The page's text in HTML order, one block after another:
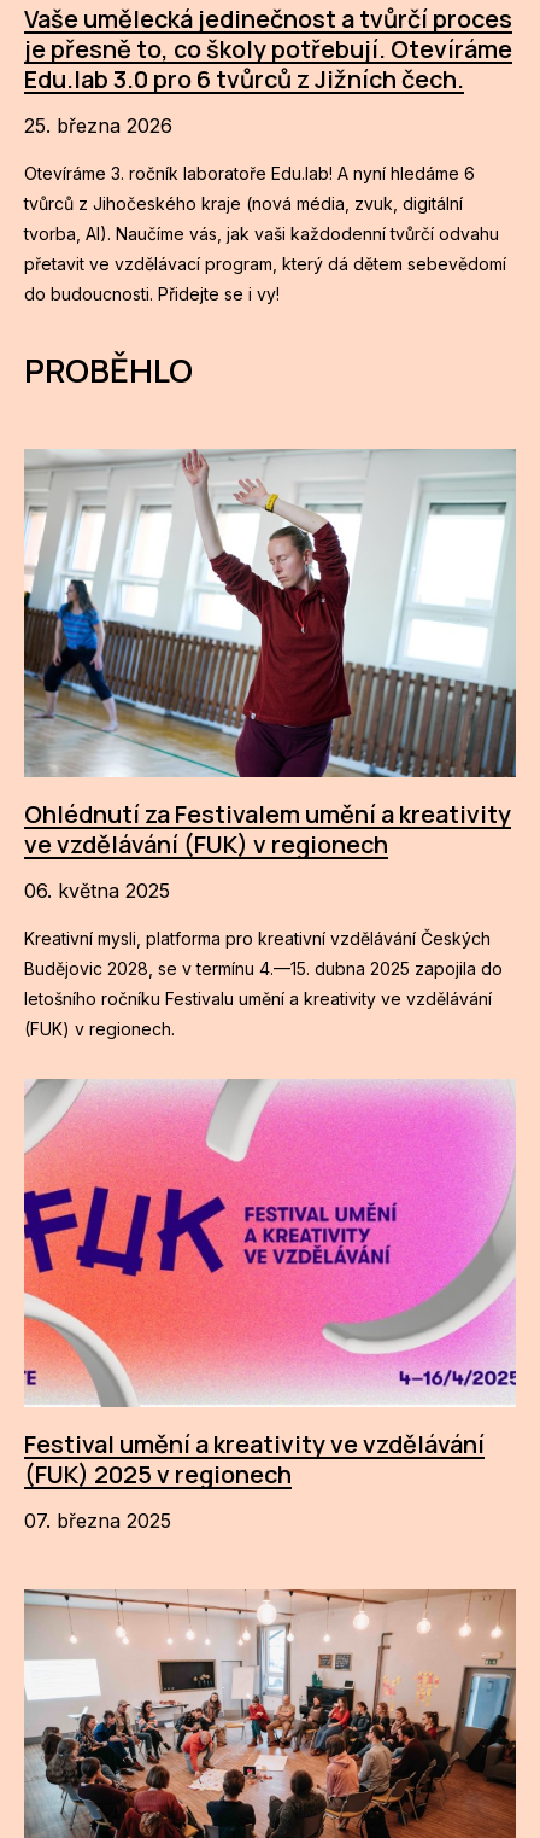
Vaše umělecká jedinečnost a tvůrčí proces
je přesně to, co školy potřebují. Otevíráme
Edu.lab 3.0 pro 6 tvůrců z Jižních čech.
25. března 2026
Otevíráme 3. ročník laboratoře Edu.lab! A nyní hledáme 6
tvůrců z Jihočeského kraje (nová média, zvuk, digitální
tvorba, AI). Naučíme vás, jak vaši každodenní tvůrčí odvahu
přetavit ve vzdělávací program, který dá dětem sebevědomí
do budoucnosti. Přidejte se i vy!
PROBĚHLO
Ohlédnutí za Festivalem umění a kreativity
ve vzdělávání (FUK) v regionech
06. května 2025
Kreativní mysli, platforma pro kreativní vzdělávání Českých
Budějovic 2028, se v termínu 4.—15. dubna 2025 zapojila do
letošního ročníku Festivalu umění a kreativity ve vzdělávání
(FUK) v regionech.
Festival umění a kreativity ve vzdělávání
(FUK) 2025 v regionech
07. března 2025